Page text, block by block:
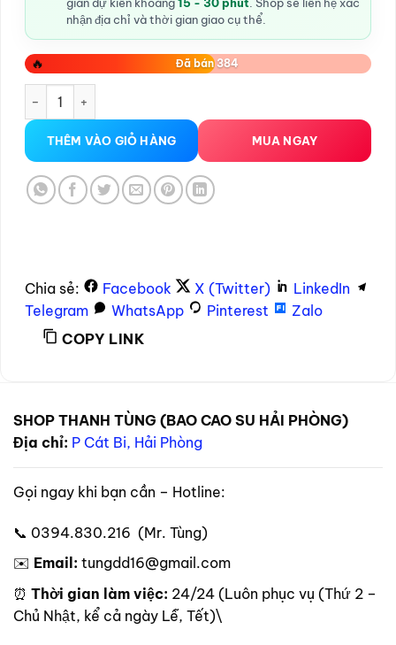
nhận địa chỉ và thời gian giao cụ thể.
🔥 Đã bán 384
Máy thủ dâm tự động Thor – Xoáy rung thụt số lượng
THÊM VÀO GIỎ HÀNG MUA NGAY
Chia sẻ: Facebook X (Twitter)
LinkedIn
Telegram
WhatsApp Pinterest
Zalo
COPY LINK
SHOP THANH TÙNG (BAO CAO SU HẢI PHÒNG)
Địa chỉ: P Cát Bi, Hải Phòng
Gọi ngay khi bạn cần – Hotline:
📞 0394.830.216 (Mr. Tùng)
✉️ Email: tungdd16@gmail.com
⏰ Thời gian làm việc: 24/24 (Luôn phục vụ (Thứ 2 –
Chủ Nhật, kể cả ngày Lễ, Tết)\